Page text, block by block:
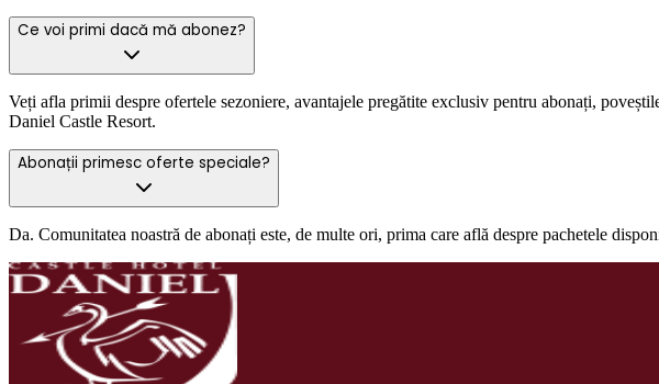
Ce voi primi dacă mă abonez?
Veți afla primii despre ofertele sezoniere, avantajele pregătite exclusiv pentru abonați,
Daniel Castle Resort.
Abonații primesc oferte speciale?
Da. Comunitatea noastră de abonați este, de multe ori, prima care află despre pachetele